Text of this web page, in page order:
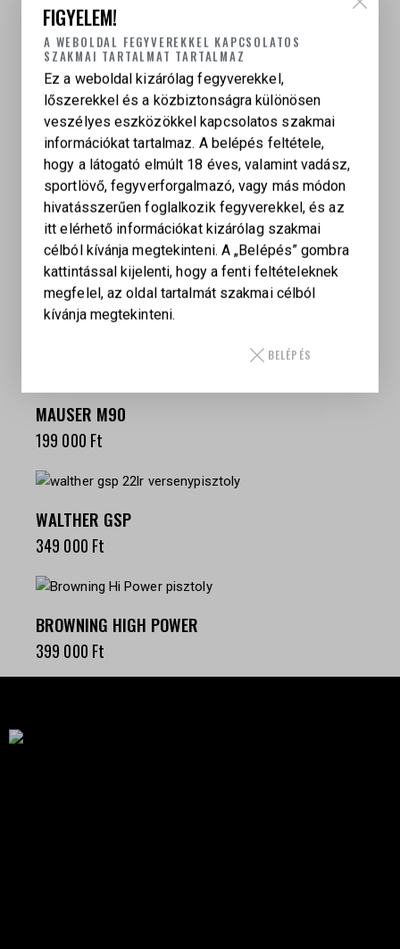
Irányzék: fix első penge irányzék, fix hátsó nézőke
Súly: 44 oz / kb. 1,25 kg
Gyártási / import időszak: kb. 1973–1981 között
KAPCSOLÓDÓ TERMÉKEK
S&W 17-4
MAUSER M90
199 000 Ft
WALTHER GSP
349 000 Ft
BROWNING HIGH POWER
399 000 Ft
FIGYELEM!
A WEBOLDAL FEGYVEREKKEL KAPCSOLATOS
SZAKMAI TARTALMAT TARTALMAZ
Ez a weboldal kizárólag fegyverekkel,
lőszerekkel és a közbiztonságra különösen
veszélyes eszközökkel kapcsolatos szakmai
információkat tartalmaz. A belépés feltétele,
hogy a látogató elmúlt 18 éves, valamint vadász,
sportlövő, fegyverforgalmazó, vagy más módon
hivatásszerűen foglalkozik fegyverekkel, és az
itt elérhető információkat kizárólag szakmai
célból kívánja megtekinteni. A „Belépés” gombra
kattintással kijelenti, hogy a fenti feltételeknek
megfelel, az oldal tartalmát szakmai célból
kívánja megtekinteni.
BELÉPÉS